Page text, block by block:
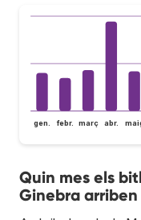
gen. febr. març abr.
Quin mes els
Ginebra arriben